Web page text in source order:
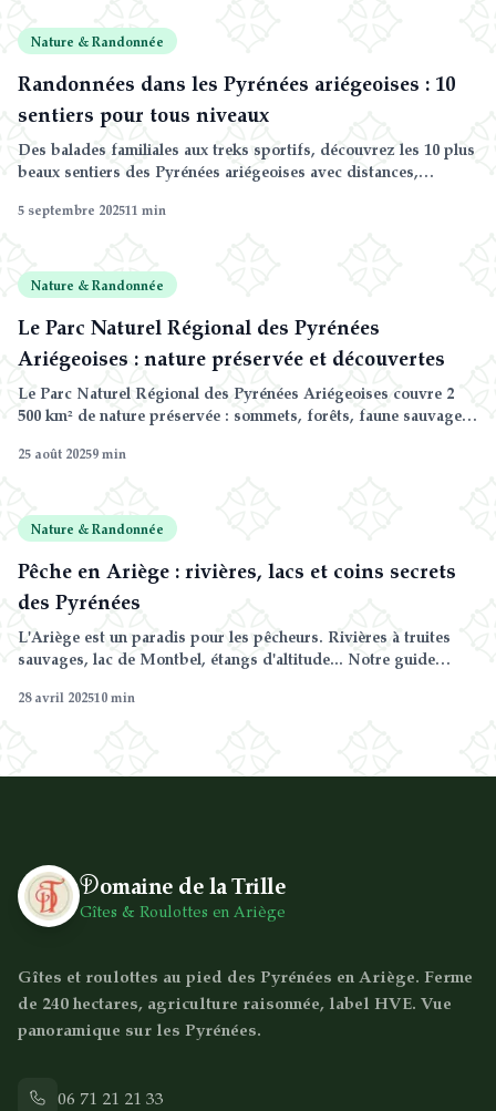
Nature & Randonnée
Randonnées dans les Pyrénées ariégeoises : 10
sentiers pour tous niveaux
Des balades familiales aux treks sportifs, découvrez les 10 plus
beaux sentiers des Pyrénées ariégeoises avec distances,
5 septembre 202511 min
Nature & Randonnée
Le Parc Naturel Régional des Pyrénées
Ariégeoises : nature préservée et découvertes
Le Parc Naturel Régional des Pyrénées Ariégeoises couvre 2
500 km² de nature préservée : sommets, forêts, faune sauvage
25 août 20259min
Nature & Randonnée
Pêche en Ariège : rivières, lacs et coins secrets
des Pyrénées
L'Ariège est un paradis pour les pêcheurs. Rivières à truites
sauvages, lac de Montbel, étangs d'altitude... Notre guide
périodes et conseils pratiques depuis le Domaine de la Trille à
28 avril 202510min
Domaine de la Trille
Gîtes & Roulottes en Ariège
Gîtes et roulottes au pied des Pyrénées en Ariège. Ferme
de 240 hectares, agriculture raisonnée, label HVE. Vue
panoramique sur les Pyrénées.
06 71 21 21 33